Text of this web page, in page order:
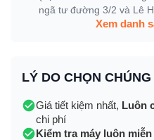
ngã tư đường 3/2 và Lê
Xem danh
LÝ DO CHỌN CHÚNG
Giá tiết kiệm nhất, Luôn
chi phí
Kiểm tra máy luôn